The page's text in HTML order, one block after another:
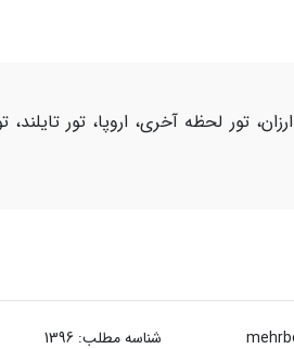
تور لحظه آخری، اروپا، تور تایلند،
شناسه مطلب: 1396